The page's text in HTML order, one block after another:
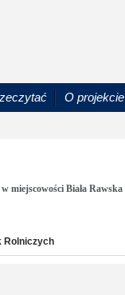
O projekcie
miejscowości Biała Rawska
Rolniczych